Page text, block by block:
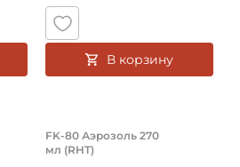
В корзину
X Аэрозоль 140 мл RHT,
Проникающая
Проникающая смазка
FK-80 Аэрозоль 270
мл (RHT)